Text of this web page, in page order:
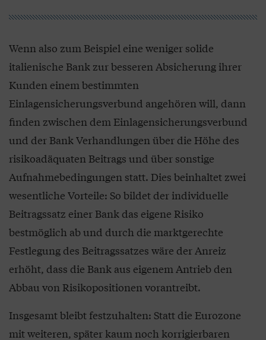
Wenn also zum Beispiel eine weniger solide
italienische Bank zur besseren Absicherung ihrer
Kunden einem bestimmten
Einlagensicherungsverbund angehören will, dann
finden zwischen dem Einlagensicherungsverbund
und der Bank Verhandlungen über die Höhe des
risikoadäquaten Beitrags und über sonstige
Aufnahmebedingungen statt. Dies beinhaltet zwei
wesentliche Vorteile: So bildet der individuelle
Beitragssatz einer Bank das eigene Risiko
bestmöglich ab und durch die marktgerechte
Festlegung des Beitragssatzes wäre der Anreiz
erhöht, dass die Bank aus eigenem Antrieb den
Abbau von Risikopositionen vorantreibt.
Insgesamt bleibt festzuhalten: Statt die Eurozone
mit weiteren, später kaum noch korrigierbaren